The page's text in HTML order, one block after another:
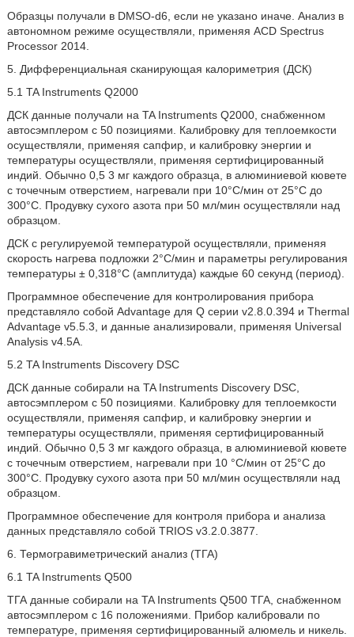
Образцы получали в DMSO-d6, если не указано иначе. Анализ в
автономном режиме осуществляли, применяя ACD Spectrus
Processor 2014.
5. Дифференциальная сканирующая калориметрия (ДСК)
5.1 TA Instruments Q2000
ДСК данные получали на TA Instruments Q2000, снабженном
автосэмплером с 50 позициями. Калибровку для теплоемкости
осуществляли, применяя сапфир, и калибровку энергии и
температуры осуществляли, применяя сертифицированный
индий. Обычно 0,5 3 мг каждого образца, в алюминиевой кювете
с точечным отверстием, нагревали при 10°C/мин от 25°C до
300°C. Продувку сухого азота при 50 мл/мин осуществляли над
образцом.
ДСК с регулируемой температурой осуществляли, применяя
скорость нагрева подложки 2°C/мин и параметры регулирования
температуры ± 0,318°C (амплитуда) каждые 60 секунд (период).
Программное обеспечение для контролирования прибора
представляло собой Advantage для Q серии v2.8.0.394 и Thermal
Advantage v5.5.3, и данные анализировали, применяя Universal
Analysis v4.5A.
5.2 TA Instruments Discovery DSC
ДСК данные собирали на TA Instruments Discovery DSC,
автосэмплером с 50 позициями. Калибровку для теплоемкости
осуществляли, применяя сапфир, и калибровку энергии и
температуры осуществляли, применяя сертифицированный
индий. Обычно 0,5 3 мг каждого образца, в алюминиевой кювете
с точечным отверстием, нагревали при 10 °C/мин от 25°C до
300°C. Продувку сухого азота при 50 мл/мин осуществляли над
образцом.
Программное обеспечение для контроля прибора и анализа
данных представляло собой TRIOS v3.2.0.3877.
6. Термогравиметрический анализ (ТГА)
6.1 TA Instruments Q500
ТГА данные собирали на TA Instruments Q500 ТГА, снабженном
автосэмплером с 16 положениями. Прибор калибровали по
температуре, применяя сертифицированный алюмель и никель.